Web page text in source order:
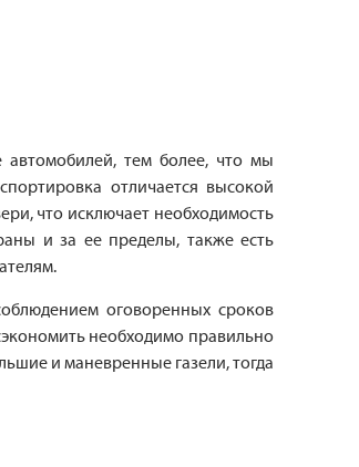
автомобилей, тем более, что мы
отличается высокой
что исключает необходимость
и за ее пределы, также есть
оговоренных сроков
необходимо правильно
и маневренные газели, тогда